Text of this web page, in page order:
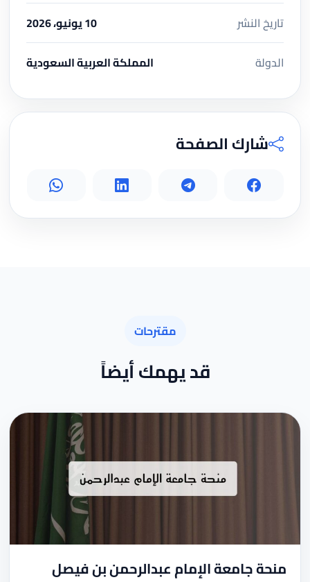
تاريخ النشر
10 يونيو، 2026
الدولة
المملكة العربية السعودية
شارك الصفحة
مقترحات
قد يهمك أيضاً
منحة جامعة الإمام عبدالرحمن بن فيصل